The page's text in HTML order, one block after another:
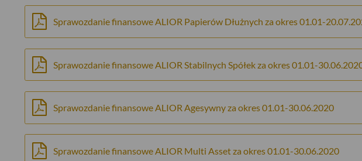
Sprawozdanie finansowe ALIOR Papierów Dłużnych za okres 01.01-
Sprawozdanie finansowe ALIOR Stabilnych Spółek za okres 01.01-
Sprawozdanie finansowe ALIOR Agesywny za okres 01.01-30.06.2020
Sprawozdanie finansowe ALIOR Multi Asset za okres 01.01-30.06.2020